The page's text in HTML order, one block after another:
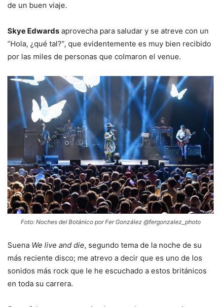
de un buen viaje.
Skye Edwards aprovecha para saludar y se atreve con un
“Hola, ¿qué tal?”, que evidentemente es muy bien recibido
por las miles de personas que colmaron el venue.
Foto: Noches del Botánico por Fer González @fergonzalez_photo
Suena We live and die, segundo tema de la noche de su
más reciente disco; me atrevo a decir que es uno de los
sonidos más rock que le he escuchado a estos británicos
en toda su carrera.